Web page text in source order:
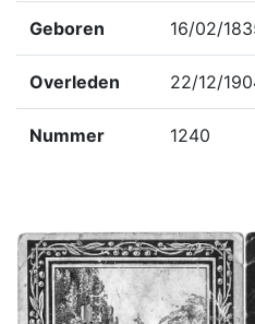
Geboren 16/02/
Overleden 22/12/
Nummer 1240